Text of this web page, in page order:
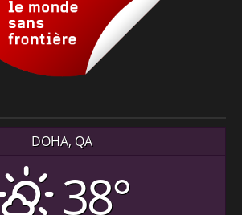
DOHA, QA
38°